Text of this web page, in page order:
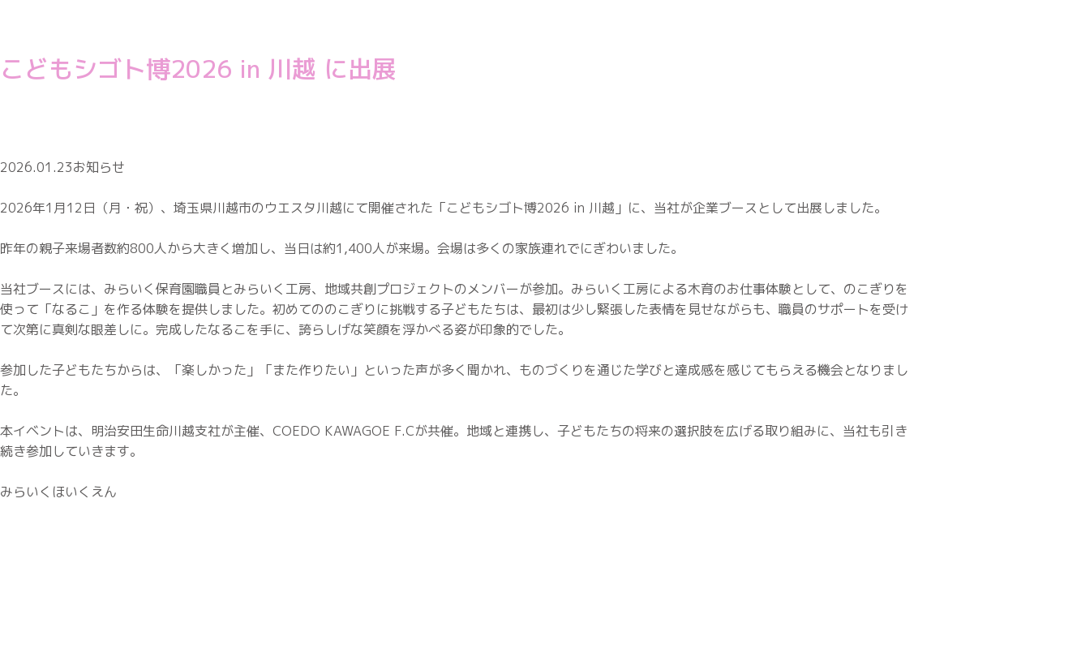
こどもシゴト博2026 in 川越 に出展
2026.01.23お知らせ
2026年1月12日（月・祝）、埼玉県川越市のウエスタ川越にて開催された「こどもシゴト博2026 in 川越」に、当社が企業ブースとして出展しました。
昨年の親子来場者数約800人から大きく増加し、当日は約1,400人が来場。会場は多くの家族連れでにぎわいました。
当社ブースには、みらいく保育園職員とみらいく工房、地域共創プロジェクトのメンバーが参加。みらいく工房による木育のお仕事体験として、のこぎりを
使って「なるこ」を作る体験を提供しました。初めてののこぎりに挑戦する子どもたちは、最初は少し緊張した表情を見せながらも、職員のサポートを受け
て次第に真剣な眼差しに。完成したなるこを手に、誇らしげな笑顔を浮かべる姿が印象的でした。
参加した子どもたちからは、「楽しかった」「また作りたい」といった声が多く聞かれ、ものづくりを通じた学びと達成感を感じてもらえる機会となりまし
た。
本イベントは、明治安田生命川越支社が主催、COEDO KAWAGOE F.Cが共催。地域と連携し、子どもたちの将来の選択肢を広げる取り組みに、当社も引き
続き参加していきます。
みらいくほいくえん